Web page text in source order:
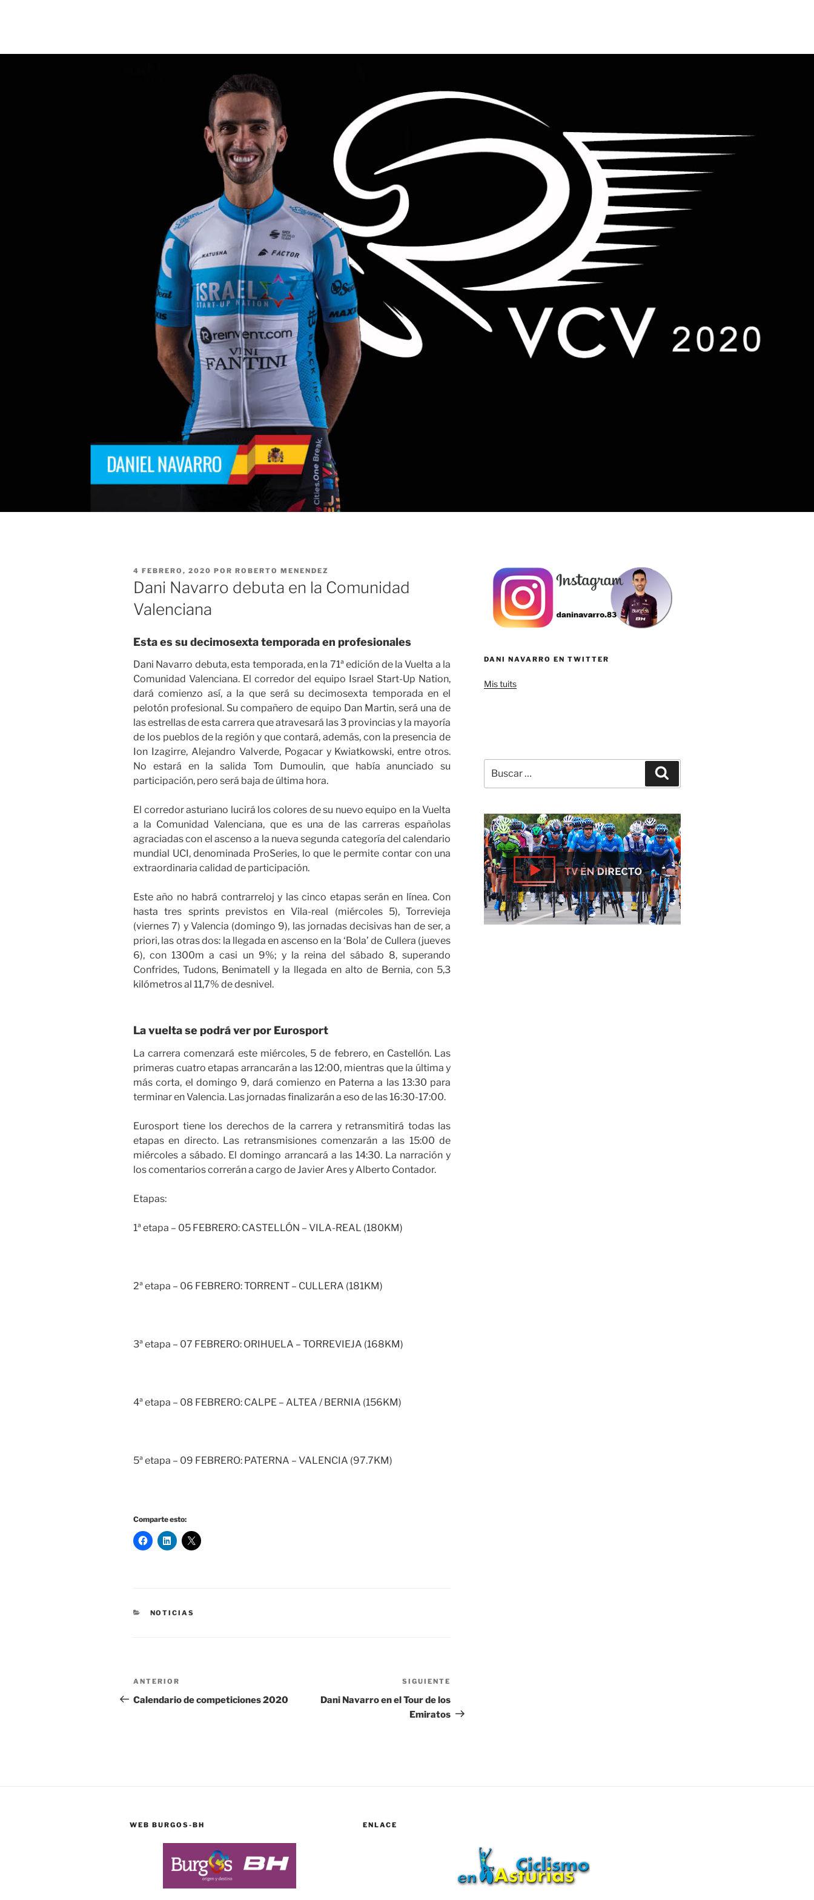
PUBLICADO
EL
4 FEBRERO, 2020 POR ROBERTO MENENDEZ
Dani Navarro debuta en la Comunidad
Valenciana
Esta es su decimosexta temporada en profesionales
Dani Navarro debuta, esta temporada, en la 71ª edición de la Vuelta a la
Comunidad Valenciana. El corredor del equipo Israel Start-Up Nation,
dará comienzo así, a la que será su decimosexta temporada en el
pelotón profesional. Su compañero de equipo Dan Martin, será una de
las estrellas de esta carrera que atravesará las 3 provincias y la mayoría
de los pueblos de la región y que contará, además, con la presencia de
Ion Izagirre, Alejandro Valverde, Pogacar y Kwiatkowski, entre otros.
No estará en la salida Tom Dumoulin, que había anunciado su
participación, pero será baja de última hora.
El corredor asturiano lucirá los colores de su nuevo equipo en la Vuelta
a la Comunidad Valenciana, que es una de las carreras españolas
agraciadas con el ascenso a la nueva segunda categoría del calendario
mundial UCI, denominada ProSeries, lo que le permite contar con una
extraordinaria calidad de participación.
Este año no habrá contrarreloj y las cinco etapas serán en línea. Con
hasta tres sprints previstos en Vila-real (miércoles 5), Torrevieja
(viernes 7) y Valencia (domingo 9), las jornadas decisivas han de ser, a
priori, las otras dos: la llegada en ascenso en la ‘Bola’ de Cullera (jueves
6), con 1300m a casi un 9%; y la reina del sábado 8, superando
Confrides, Tudons, Benimatell y la llegada en alto de Bernia, con 5,3
kilómetros al 11,7% de desnivel.
La vuelta se podrá ver por Eurosport
La carrera comenzará este miércoles, 5 de febrero, en Castellón. Las
primeras cuatro etapas arrancarán a las 12:00, mientras que la última y
más corta, el domingo 9, dará comienzo en Paterna a las 13:30 para
terminar en Valencia. Las jornadas finalizarán a eso de las 16:30-17:00.
Eurosport tiene los derechos de la carrera y retransmitirá todas las
etapas en directo. Las retransmisiones comenzarán a las 15:00 de
miércoles a sábado. El domingo arrancará a las 14:30. La narración y
los comentarios correrán a cargo de Javier Ares y Alberto Contador.
Etapas:
1ª etapa – 05 FEBRERO: CASTELLÓN – VILA-REAL (180KM)
2ª etapa – 06 FEBRERO: TORRENT – CULLERA (181KM)
3ª etapa – 07 FEBRERO: ORIHUELA – TORREVIEJA (168KM)
4ª etapa – 08 FEBRERO: CALPE – ALTEA / BERNIA (156KM)
5ª etapa – 09 FEBRERO: PATERNA – VALENCIA (97.7KM)
Comparte esto:
CATEGORÍAS
NOTICIAS
Navegación
de
Entrada
anterior:
ANTERIOR
Calendario de competiciones 2020
entrada
SIGUIENTE
Dani Navarro en el Tour de los
Emiratos
DANI NAVARRO EN TWITTER
Mis tuits
por:
WEB BURGOS-BH ENLACE